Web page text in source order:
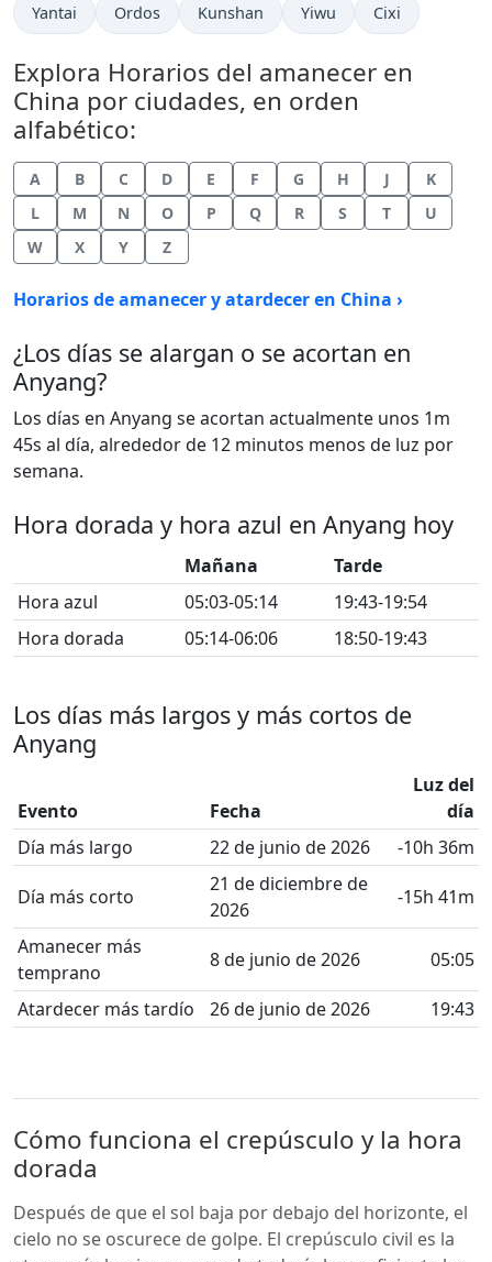
Yantai Ordos Kunshan Yiwu Cixi
Explora Horarios del amanecer en
China por ciudades, en orden
alfabético:
A B C D E F G H J
K
L
M N O P Q R S T
U
W
X Y Z
Horarios de amanecer y atardecer en China ›
¿Los días se alargan o se acortan en
Anyang?
Los días en Anyang se acortan actualmente unos 1m
45s al día, alrededor de 12 minutos menos de luz por
semana.
Hora dorada y hora azul en Anyang hoy
Mañana
Tarde
Hora azul
05:03-05:14
19:43-19:54
Hora dorada
05:14-06:06 18:50-19:43
Los días más largos y más cortos de
Anyang
Evento Fecha
Luz del
día
Día más largo
22 de junio de 2026 -10h 36m
Día más corto
21 de diciembre de
2026
-15h 41m
Amanecer más
temprano
8 de junio de 2026 05:05
Atardecer más tardío 26 de junio de 2026 19:43
Cómo funciona el crepúsculo y la hora
dorada
Después de que el sol baja por debajo del horizonte, el
cielo no se oscurece de golpe. El crepúsculo civil es la